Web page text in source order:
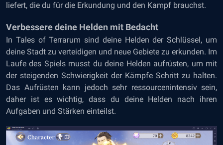
liefert, die du für die Erkundung und den Kampf brauchst.
Verbessere deine Helden mit Bedacht
In Tales of Terrarum sind deine Helden der Schlüssel, um
deine Stadt zu verteidigen und neue Gebiete zu erkunden. Im
Laufe des Spiels musst du deine Helden aufrüsten, um mit
der steigenden Schwierigkeit der Kämpfe Schritt zu halten.
Das Aufrüsten kann jedoch sehr ressourcenintensiv sein,
daher ist es wichtig, dass du deine Helden nach ihren
Aufgaben und Stärken einteilst.